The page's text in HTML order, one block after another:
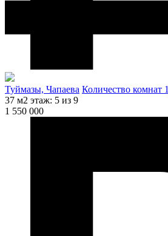
Туймазы, Чапаева Количество комнат 1
37 м2 этаж: 5 из 9
1 550 000